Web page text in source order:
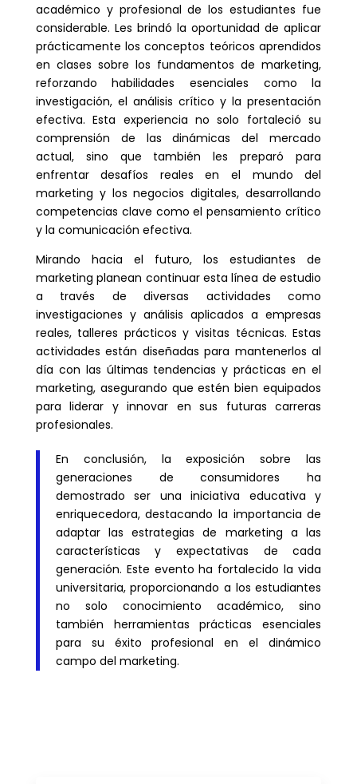
académico y profesional de los estudiantes fue
considerable. Les brindó la oportunidad de aplicar
prácticamente los conceptos teóricos aprendidos
en clases sobre los fundamentos de marketing,
reforzando habilidades esenciales como la
investigación, el análisis crítico y la presentación
efectiva. Esta experiencia no solo fortaleció su
comprensión de las dinámicas del mercado
actual, sino que también les preparó para
enfrentar desafíos reales en el mundo del
marketing y los negocios digitales, desarrollando
competencias clave como el pensamiento crítico
y la comunicación efectiva.
Mirando hacia el futuro, los estudiantes de
marketing planean continuar esta línea de estudio
a través de diversas actividades como
investigaciones y análisis aplicados a empresas
reales, talleres prácticos y visitas técnicas. Estas
actividades están diseñadas para mantenerlos al
día con las últimas tendencias y prácticas en el
marketing, asegurando que estén bien equipados
para liderar y innovar en sus futuras carreras
profesionales.
En conclusión, la exposición sobre las
generaciones de consumidores ha
demostrado ser una iniciativa educativa y
enriquecedora, destacando la importancia de
adaptar las estrategias de marketing a las
características y expectativas de cada
generación. Este evento ha fortalecido la vida
universitaria, proporcionando a los estudiantes
no solo conocimiento académico, sino
también herramientas prácticas esenciales
para su éxito profesional en el dinámico
campo del marketing.